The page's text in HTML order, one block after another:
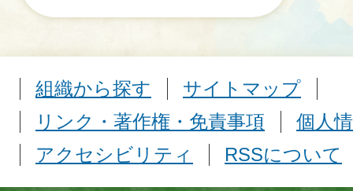
組織から探す
サイトマップ
リンク・著作権・免責事項
個人
アクセシビリティ
RSSについて